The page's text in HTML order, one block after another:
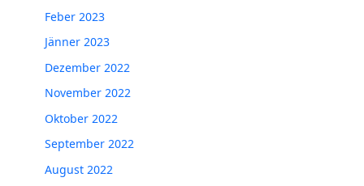
Feber 2023
Jänner 2023
Dezember 2022
November 2022
Oktober 2022
September 2022
August 2022